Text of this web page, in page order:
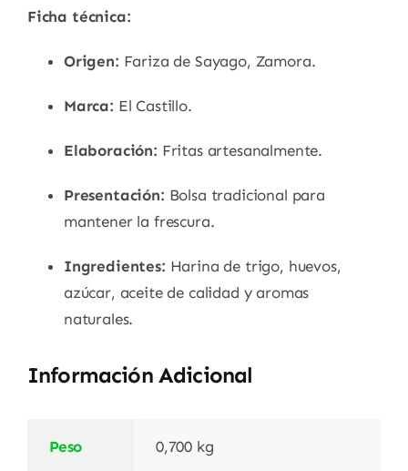
Ficha técnica:
Origen: Fariza de Sayago, Zamora.
Marca: El Castillo.
Elaboración: Fritas artesanalmente.
Presentación: Bolsa tradicional para
mantener la frescura.
Ingredientes: Harina de trigo, huevos,
azúcar, aceite de calidad y aromas
naturales.
Información Adicional
Peso 0,700 kg